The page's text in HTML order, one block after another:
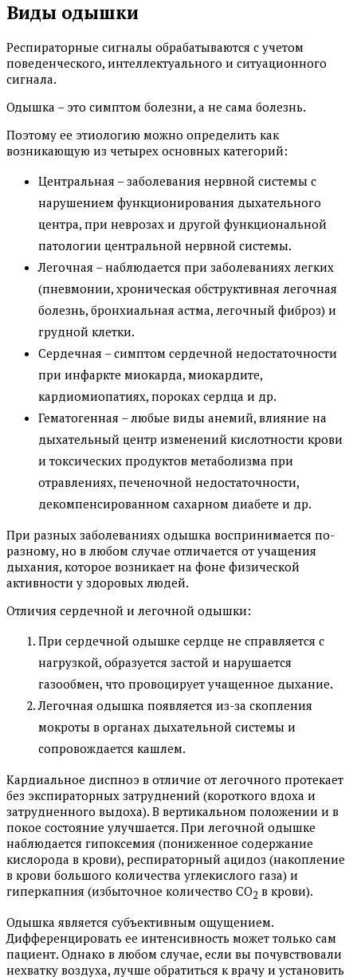
Виды одышки
Респираторные сигналы обрабатываются с учетом
поведенческого, интеллектуального и ситуационного
сигнала.
Одышка – это симптом болезни, а не сама болезнь.
Поэтому ее этиологию можно определить как
возникающую из четырех основных категорий:
Центральная – заболевания нервной системы с
нарушением функционирования дыхательного
центра, при неврозах и другой функциональной
патологии центральной нервной системы.
Легочная – наблюдается при заболеваниях легких
(пневмонии, хроническая обструктивная легочная
болезнь, бронхиальная астма, легочный фиброз) и
грудной клетки.
Сердечная – симптом сердечной недостаточности
при инфаркте миокарда, миокардите,
кардиомиопатиях, пороках сердца и др.
Гематогенная – любые виды анемий, влияние на
дыхательный центр изменений кислотности крови
и токсических продуктов метаболизма при
отравлениях, печеночной недостаточности,
декомпенсированном сахарном диабете и др.
При разных заболеваниях одышка воспринимается по-
разному, но в любом случае отличается от учащения
дыхания, которое возникает на фоне физической
активности у здоровых людей.
Отличия сердечной и легочной одышки:
При сердечной одышке сердце не справляется с
нагрузкой, образуется застой и нарушается
газообмен, что провоцирует учащенное дыхание.
Легочная одышка появляется из-за скопления
мокроты в органах дыхательной системы и
сопровождается кашлем.
Кардиальное диспноэ в отличие от легочного протекает
без экспираторных затруднений (короткого вдоха и
затрудненного выдоха). В вертикальном положении и в
покое состояние улучшается. При легочной одышке
наблюдается гипоксемия (пониженное содержание
кислорода в крови), респираторный ацидоз (накопление
в крови большого количества углекислого газа) и
гиперкапния (избыточное количество CO2 в крови).
Одышка является субъективным ощущением.
Дифференцировать ее интенсивность может только сам
пациент. Однако в любом случае, если вы почувствовали
нехватку воздуха, лучше обратиться к врачу и установить